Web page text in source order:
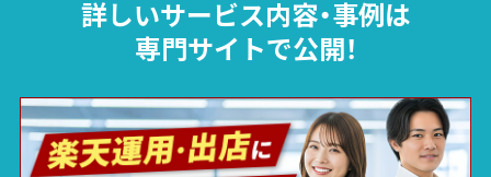
詳しいサービス内容・事例は
専門サイトで公開！